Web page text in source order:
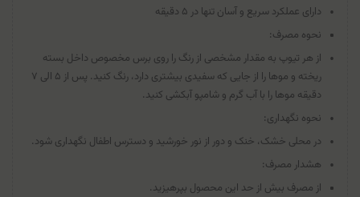
دارای عملکرد سریع و آسان تنها در ۵ دقیقه
نحوه مصرف:
از هر تیوپ به مقدار مشخصی از رنگ را روی برس مخصوص داخل بسته
ریخته و موها را از جایی که سفیدی بیشتری دارد، رنگ کنید. پس از ۵ الی ۷
دقیقه موها را با آب گرم و شامپو آبکشی کنید.
نحوه نگهداری:
در محلی خشک، خنک و دور از نور خورشید و دسترس اطفال نگهداری شود.
هشدار مصرف:
از مصرف بیش از حد این محصول بپرهیزید.